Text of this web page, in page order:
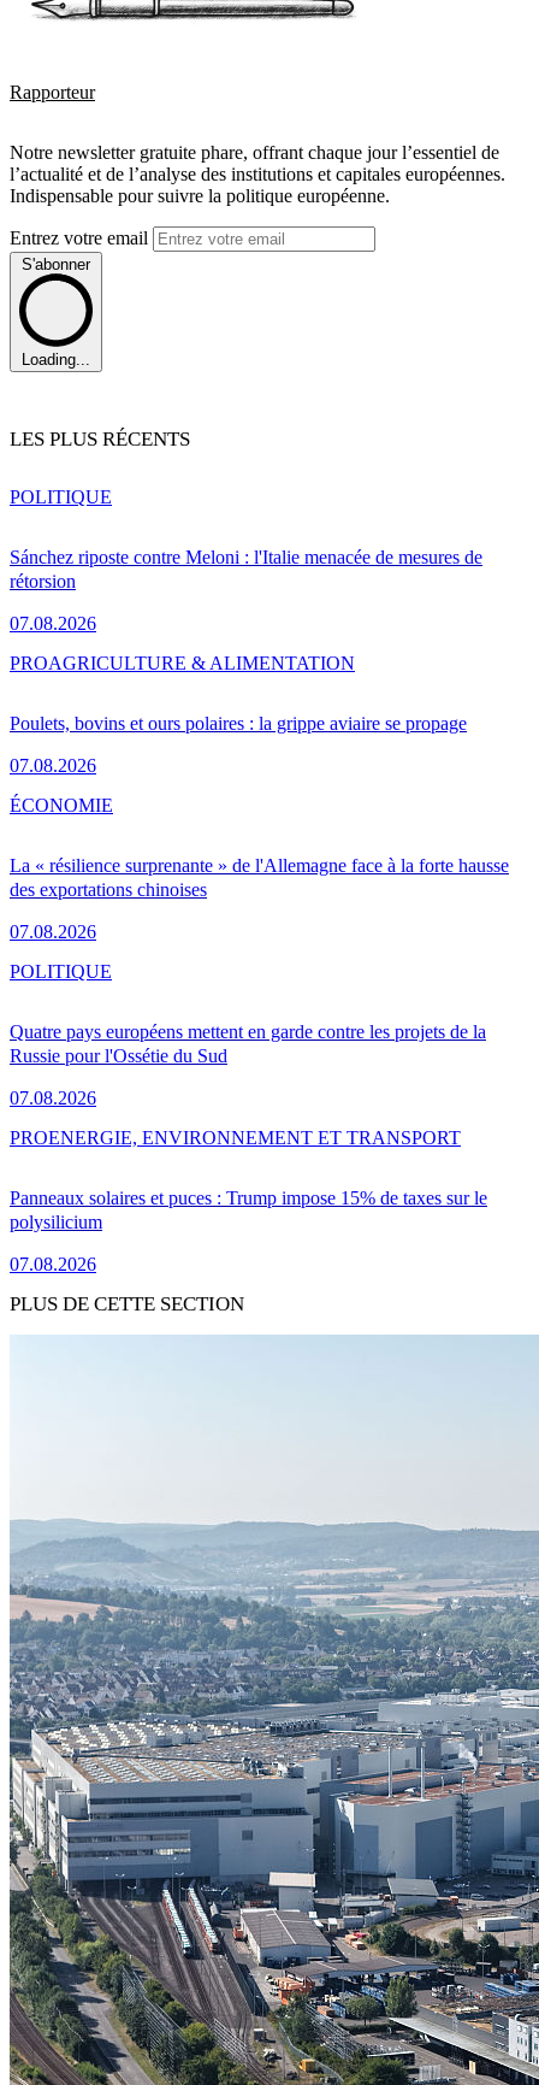
Rapporteur
Notre newsletter gratuite phare, offrant chaque jour l’essentiel de
l’actualité et de l’analyse des institutions et capitales européennes.
Indispensable pour suivre la politique européenne.
Entrez votre email
S'abonner
Loading...
LES PLUS RÉCENTS
Sánchez riposte contre Meloni : l'Italie menacée de mesures de
rétorsion
07.08.2026
POLITIQUE
Poulets, bovins et ours polaires : la grippe aviaire se propage
07.08.2026
PROAGRICULTURE & ALIMENTATION
La « résilience surprenante » de l'Allemagne face à la forte hausse
des exportations chinoises
07.08.2026
ÉCONOMIE
Quatre pays européens mettent en garde contre les projets de la
Russie pour l'Ossétie du Sud
07.08.2026
POLITIQUE
Panneaux solaires et puces : Trump impose 15% de taxes sur le
polysilicium
07.08.2026
PROENERGIE, ENVIRONNEMENT ET TRANSPORT
PLUS DE CETTE SECTION